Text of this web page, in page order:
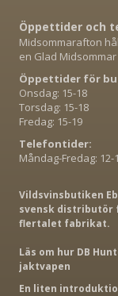
Öppettider och
Midsommarafton
en Glad Midsommar
Öppettider för
Onsdag: 15-18
Torsdag: 15-18
Fredag: 15-19
Telefontider:
Måndag-Fredag: 12-
Vildsvinsbutiken
svensk distributör
flertalet fabrikat.
Läs om hur DB
jaktvapen
En liten